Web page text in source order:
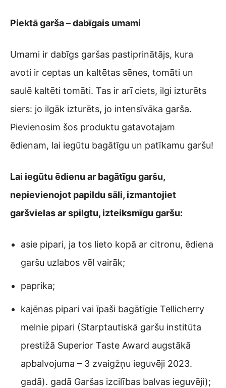
Piektā garša – dabīgais umami
Umami ir dabīgs garšas pastiprinātājs, kura
avoti ir ceptas un kaltētas sēnes, tomāti un
saulē kaltēti tomāti. Tas ir arī ciets, ilgi izturēts
siers: jo ilgāk izturēts, jo intensīvāka garša.
Pievienosim šos produktu gatavotajam
ēdienam, lai iegūtu bagātīgu un patīkamu garšu!
Lai iegūtu ēdienu ar bagātīgu garšu,
nepievienojot papildu sāli, izmantojiet
garšvielas ar spilgtu, izteiksmīgu garšu:
asie pipari, ja tos lieto kopā ar citronu, ēdiena
garšu uzlabos vēl vairāk;
paprika;
kajēnas pipari vai īpaši bagātīgie Tellicherry
melnie pipari (Starptautiskā garšu institūta
prestižā Superior Taste Award augstākā
apbalvojuma – 3 zvaigžņu ieguvēji 2023.
gadā). gadā Garšas izcilības balvas ieguvēji);